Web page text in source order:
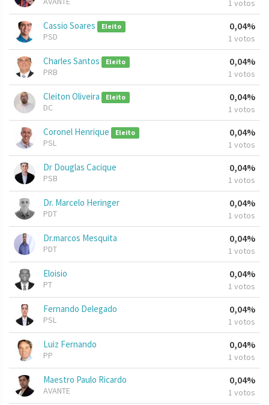
1 votos
Cassio Soares Eleito
PSD
0,04%
1 votos
Charles Santos Eleito
PRB
0,04%
1 votos
Cleiton Oliveira Eleito
DC
0,04%
1 votos
Coronel Henrique Eleito
PSL
0,04%
1 votos
Dr Douglas Cacique
PSB
0,04%
1 votos
Dr. Marcelo Heringer
PDT
0,04%
1 votos
Dr.marcos Mesquita
PDT
0,04%
1 votos
Eloisio
PT
0,04%
1 votos
Fernando Delegado
PSL
0,04%
1 votos
Luiz Fernando
PP
0,04%
1 votos
Maestro Paulo Ricardo
AVANTE
0,04%
1 votos